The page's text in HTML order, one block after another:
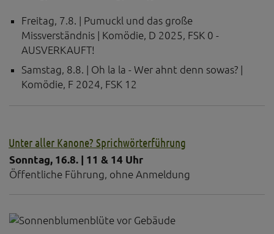
Freitag, 7.8. | Pumuckl und das große
Missverständnis | Komödie, D 2025, FSK 0 -
AUSVERKAUFT!
Samstag, 8.8. | Oh la la - Wer ahnt denn sowas? |
Komödie, F 2024, FSK 12
Unter aller Kanone? Sprichwörterführung
Sonntag, 16.8. | 11 & 14 Uhr
Öffentliche Führung, ohne Anmeldung